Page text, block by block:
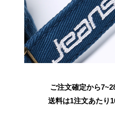
ご注文確定から
送料は1注文あたり